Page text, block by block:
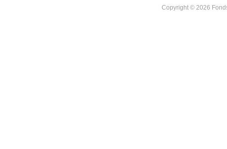
Copyright © 2026